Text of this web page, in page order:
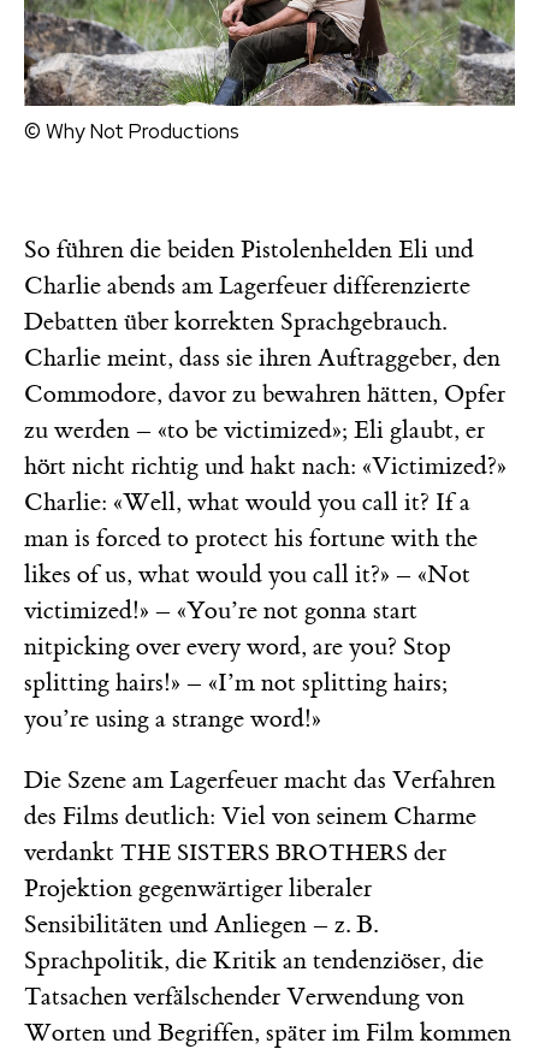
© Why Not Productions
So führen die beiden Pistolenhelden Eli und
Charlie abends am Lagerfeuer differenzierte
Debatten über korrekten Sprachgebrauch.
Charlie meint, dass sie ihren Auftraggeber, den
Commodore, davor zu bewahren hätten, Opfer
zu werden – «to be victimized»; Eli glaubt, er
hört nicht richtig und hakt nach: «Victimized?»
Charlie: «Well, what would you call it? If a
man is forced to protect his fortune with the
likes of us, what would you call it?» – «Not
victimized!» – «You’re not gonna start
nitpicking over every word, are you? Stop
splitting hairs!» – «I’m not splitting hairs;
you’re using a strange word!»
Die Szene am Lagerfeuer macht das Verfahren
des Films deutlich: Viel von seinem Charme
verdankt THE SISTERS BROTHERS der
Projektion gegenwärtiger liberaler
Sensibilitäten und Anliegen – z. B.
Sprachpolitik, die Kritik an tendenziöser, die
Tatsachen verfälschender Verwendung von
Worten und Begriffen, später im Film kommen